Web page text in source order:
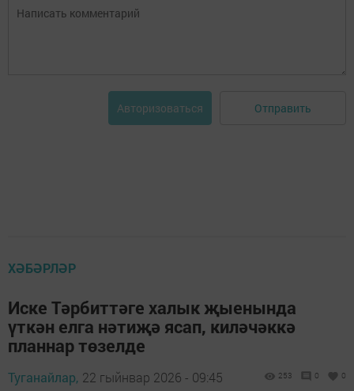
Авторизоваться Отправить
ХӘБӘРЛӘР
Иске Тәрбиттәге халык җыенында
үткән елга нәтиҗә ясап, киләчәккә
планнар төзелде
Туганайлар, 22 гыйнвар 2026 - 09:45 253 0 0